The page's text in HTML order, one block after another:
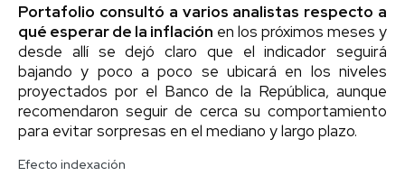
Portafolio consultó a varios analistas respecto a
qué esperar de la inflación en los próximos meses y
desde allí se dejó claro que el indicador seguirá
bajando y poco a poco se ubicará en los niveles
proyectados por el Banco de la República, aunque
recomendaron seguir de cerca su comportamiento
para evitar sorpresas en el mediano y largo plazo.
Efecto indexación